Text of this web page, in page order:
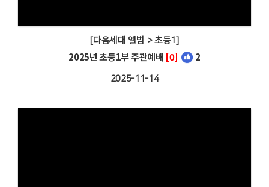
[다음세대 앨범 > 초등1]
2025년 초등1부 주관예배 [0] 2
2025-11-14